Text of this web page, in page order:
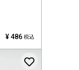
¥ 486 税込